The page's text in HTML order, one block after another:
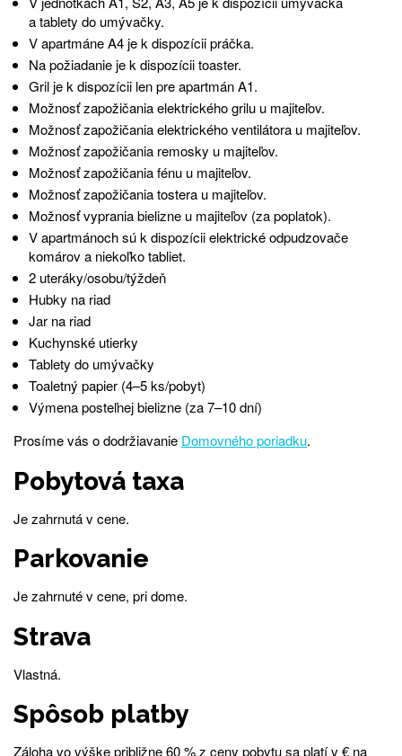
a tablety do umývačky.
V apartmáne A4 je k dispozícii práčka.
Na požiadanie je k dispozícii toaster.
Gril je k dispozícii len pre apartmán A1.
Možnosť zapožičania elektrického grilu u majiteľov.
Možnosť zapožičania elektrického ventilátora u majiteľov.
Možnosť zapožičania remosky u majiteľov.
Možnosť zapožičania fénu u majiteľov.
Možnosť zapožičania tostera u majiteľov.
Možnosť vyprania bielizne u majiteľov (za poplatok).
V apartmánoch sú k dispozícii elektrické odpudzovače
komárov a niekoľko tabliet.
2 uteráky/osobu/týždeň
Hubky na riad
Jar na riad
Kuchynské utierky
Tablety do umývačky
Toaletný papier (4–5 ks/pobyt)
Výmena posteľnej bielizne (za 7–10 dní)
Prosíme vás o dodržiavanie Domovného poriadku.
Pobytová taxa
Je zahrnutá v cene.
Parkovanie
Je zahrnuté v cene, pri dome.
Strava
Vlastná.
Spôsob platby
Záloha vo výške približne 60 % z ceny pobytu sa platí v € na